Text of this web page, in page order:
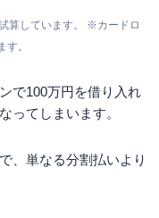
算しています。 ※カードロ
。
で100万円を借り入れ
ってしまいます。
、単なる分割払いより